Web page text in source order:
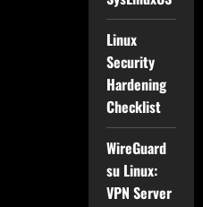
Linux
Security
Hardening
Checklist
WireGuard
su Linux:
VPN Server